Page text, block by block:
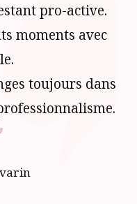
pro-active.
moments avec
toujours dans